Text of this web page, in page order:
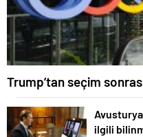
Trump’tan seçim
ilgili